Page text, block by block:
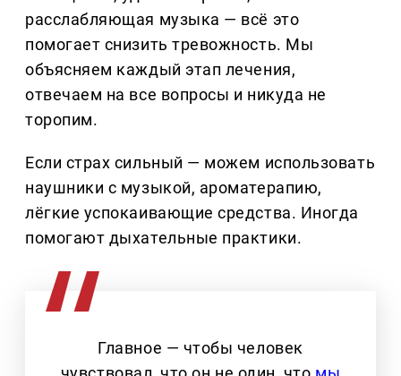
расслабляющая музыка — всё это
помогает снизить тревожность. Мы
объясняем каждый этап лечения,
отвечаем на все вопросы и никуда не
торопим.
Если страх сильный — можем использовать
наушники с музыкой, ароматерапию,
лёгкие успокаивающие средства. Иногда
помогают дыхательные практики.
Главное — чтобы человек